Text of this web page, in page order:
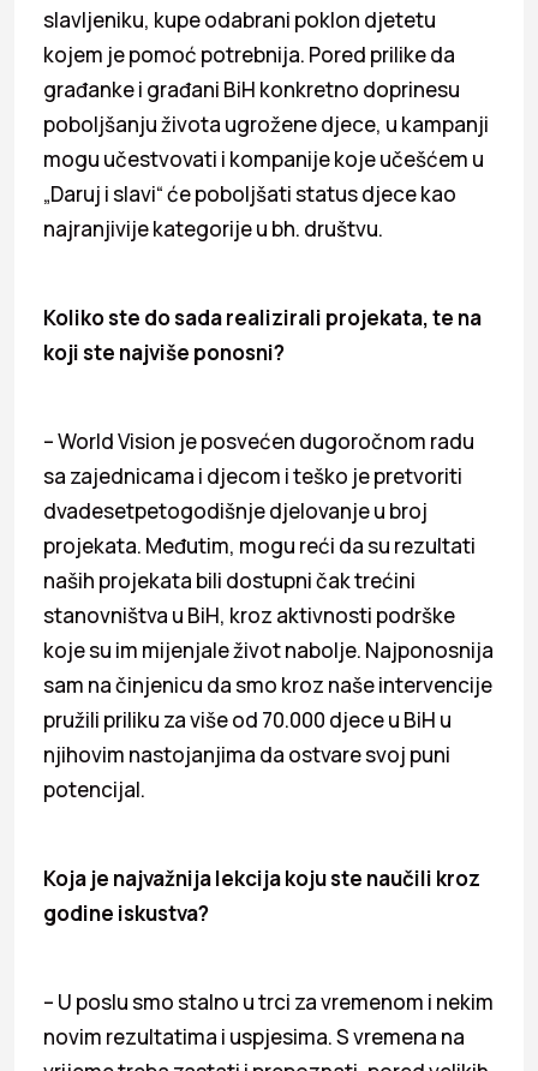
slavljeniku, kupe odabrani poklon djetetu
kojem je pomoć potrebnija. Pored prilike da
građanke i građani BiH konkretno doprinesu
poboljšanju života ugrožene djece, u kampanji
mogu učestvovati i kompanije koje učešćem u
„Daruj i slavi“ će poboljšati status djece kao
najranjivije kategorije u bh. društvu.
Koliko ste do sada realizirali projekata, te na
koji ste najviše ponosni?
– World Vision je posvećen dugoročnom radu
sa zajednicama i djecom i teško je pretvoriti
dvadesetpetogodišnje djelovanje u broj
projekata. Međutim, mogu reći da su rezultati
naših projekata bili dostupni čak trećini
stanovništva u BiH, kroz aktivnosti podrške
koje su im mijenjale život nabolje. Najponosnija
sam na činjenicu da smo kroz naše intervencije
pružili priliku za više od 70.000 djece u BiH u
njihovim nastojanjima da ostvare svoj puni
potencijal.
Koja je najvažnija lekcija koju ste naučili kroz
godine iskustva?
– U poslu smo stalno u trci za vremenom i nekim
novim rezultatima i uspjesima. S vremena na